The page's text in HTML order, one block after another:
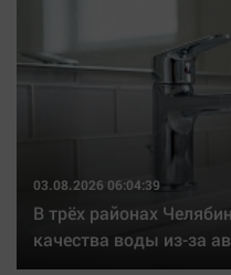
Медицина
Прогулки по городу Ч
Спецпроект
Статистика
03.08.2026 06:04:39
В трёх районах
качества воды из-за